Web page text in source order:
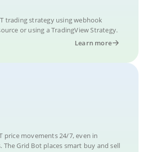
trading strategy using webhook
or using a TradingView Strategy.
Learn more
price movements 24/7, even in
The Grid Bot places smart buy and sell